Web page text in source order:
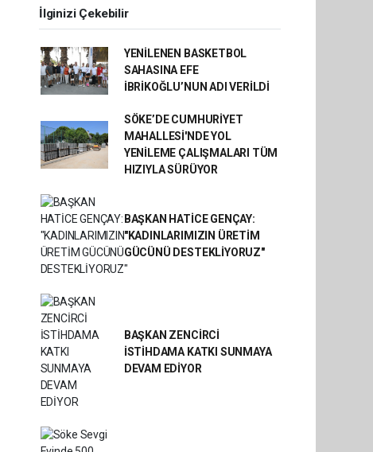
İlginizi Çekebilir
YENİLENEN BASKETBOL
SAHASINA EFE
İBRİKOĞLU’NUN ADI VERİLDİ
SÖKE’DE CUMHURİYET
MAHALLESİ'NDE YOL
YENİLEME ÇALIŞMALARI TÜM
HIZIYLA SÜRÜYOR
BAŞKAN HATİCE GENÇAY:
"KADINLARIMIZIN ÜRETİM
GÜCÜNÜ DESTEKLİYORUZ"
BAŞKAN ZENCİRCİ
İSTİHDAMA KATKI SUNMAYA
DEVAM EDİYOR